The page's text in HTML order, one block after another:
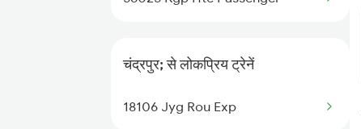
चंद्रपुर; से लोकप्रिय ट्रेनें
18106 Jyg Rou Exp